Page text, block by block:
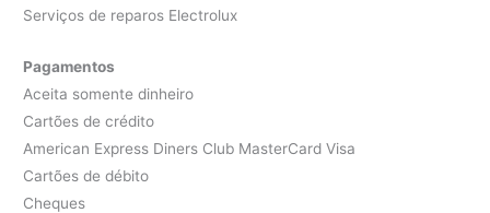
Serviços de reparos Electrolux
Pagamentos
Aceita somente dinheiro
Cartões de crédito
American Express Diners Club MasterCard Visa
Cartões de débito
Cheques